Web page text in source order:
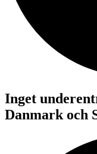
Inget
Danmark och